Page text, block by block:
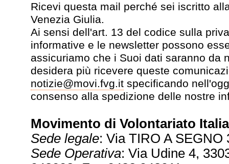
Ricevi questa mail perché sei iscritto
Venezia Giulia.
Ai sensi dell'art. 13 del codice sulla
informative e le newsletter possono
assicuriamo che i Suoi dati saranno da
desidera più ricevere queste
notizie@movi.fvg.itspecificando
consenso alla spedizione delle nostre
Movimento di Volontariato
Sede legale: Via TIRO A SEGNO
Sede Operativa: Via Udine 4,